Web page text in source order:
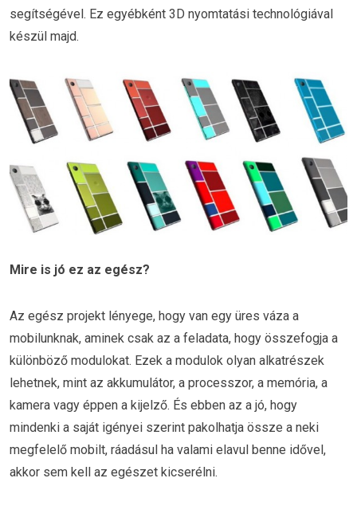
segítségével. Ez egyébként 3D nyomtatási technológiával
készül majd.
Mire is jó ez az egész?
Az egész projekt lényege, hogy van egy üres váza a
mobilunknak, aminek csak az a feladata, hogy összefogja a
különböző modulokat. Ezek a modulok olyan alkatrészek
lehetnek, mint az akkumulátor, a processzor, a memória, a
kamera vagy éppen a kijelző. És ebben az a jó, hogy
mindenki a saját igényei szerint pakolhatja össze a neki
megfelelő mobilt, ráadásul ha valami elavul benne idővel,
akkor sem kell az egészet kicserélni.